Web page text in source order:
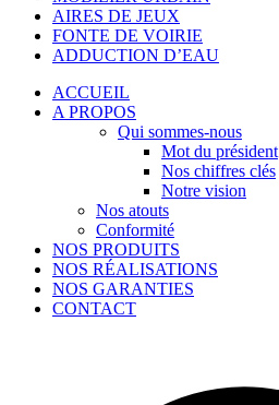
AIRES DE JEUX
FONTE DE VOIRIE
ADDUCTION D’EAU
ACCUEIL
A PROPOS
Qui sommes-nous
Mot du président
Nos chiffres clés
Notre vision
Nos atouts
Conformité
NOS PRODUITS
NOS RÉALISATIONS
NOS GARANTIES
CONTACT